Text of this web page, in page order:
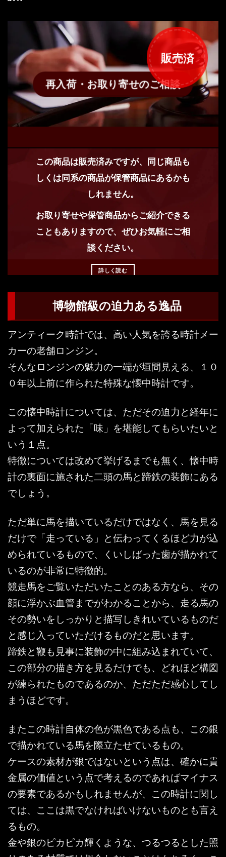
販売済
再入荷・お取り寄せのご相談
この商品は販売済みですが、同じ商品も
しくは同系の商品が保管商品にあるかも
しれません。
お取り寄せや保管商品からご紹介できる
こともありますので、ぜひお気軽にご相
談ください。
詳しく読む
博物館級の迫力ある逸品
アンティーク時計では、高い人気を誇る時計メー
カーの老舗ロンジン。
そんなロンジンの魅力の一端が垣間見える、１０
０年以上前に作られた特殊な懐中時計です。
この懐中時計については、ただその迫力と経年に
よって加えられた「味」を堪能してもらいたいと
いう１点。
特徴については改めて挙げるまでも無く、懐中時
計の裏面に施された二頭の馬と蹄鉄の装飾にある
でしょう。
ただ単に馬を描いているだけではなく、馬を見る
だけで「走っている」と伝わってくるほど力が込
められているもので、くいしばった歯が描かれて
いるのが非常に特徴的。
競走馬をご覧いただいたことのある方なら、その
顔に浮かぶ血管までがわかることから、走る馬の
その勢いをしっかりと描写しきれいているものだ
と感じ入っていただけるものだと思います。
蹄鉄と鞭も見事に装飾の中に組み込まれていて、
この部分の描き方を見るだけでも、どれほど構図
が練られたものであるのか、ただただ感心してし
まうほどです。
またこの時計自体の色が黒色である点も、この銀
で描かれている馬を際立たせているもの。
ケースの素材が銀ではないという点は、確かに貴
金属の価値という点で考えるのであればマイナス
の要素であるかもしれませんが、この時計に関し
ては、ここは黒でなければいけないものとも言え
るもの。
金や銀のピカピカ輝くような、つるつるとした照